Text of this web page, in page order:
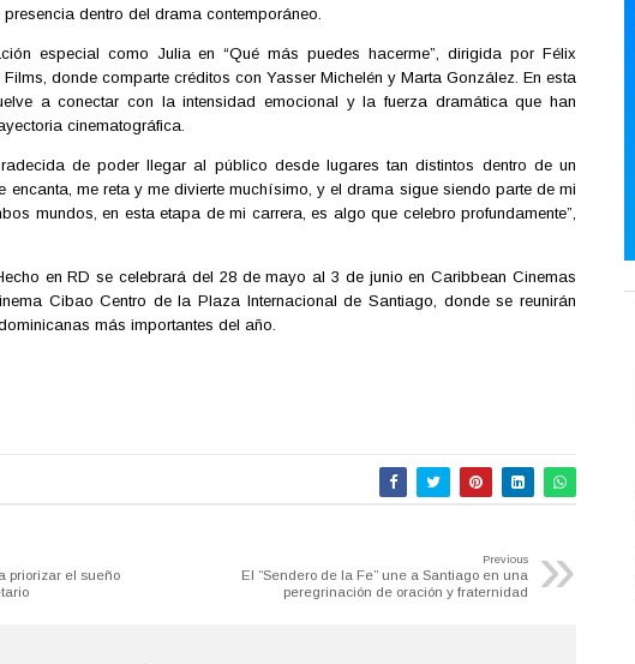
dentro del drama contemporáneo.
especial como Julia en “Qué más puedes hacerme”, dirigida por Félix
donde comparte créditos con Yasser Michelén y Marta González. En esta
a conectar con la intensidad emocional y la fuerza dramática que han
cinematográfica.
de poder llegar al público desde lugares tan distintos dentro de un
encanta, me reta y me divierte muchísimo, y el drama sigue siendo parte de mi
mundos, en esta etapa de mi carrera, es algo que celebro profundamente”,
en RD se celebrará del 28 de mayo al 3 de junio en Caribbean Cinemas
Cibao Centro de la Plaza Internacional de Santiago, donde se reunirán
más importantes del año.
priorizar el sueño
»
Previous
El “Sendero de la Fe” une a Santiago en una
peregrinación de oración y fraternidad